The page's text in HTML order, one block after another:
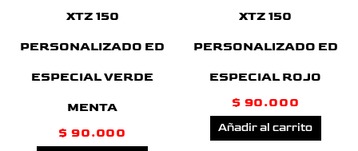
XTZ 150
PERSONALIZADO ED
ESPECIAL VERDE
MENTA
$ 90.000
XTZ 150
PERSONALIZADO ED
ESPECIAL ROJO
$ 90.000
Añadir al carrito